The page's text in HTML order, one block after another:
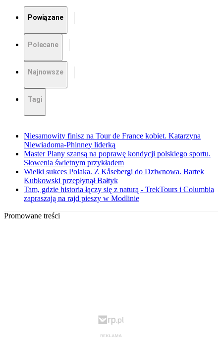
Powiązane
Polecane
Najnowsze
Tagi
Niesamowity finisz na Tour de France kobiet. Katarzyna
Niewiadoma-Phinney liderką
Master Plany szansą na poprawę kondycji polskiego sportu.
Słowenia świetnym przykładem
Wielki sukces Polaka. Z Kåsebergi do Dziwnowa. Bartek
Kubkowski przepłynął Bałtyk
Tam, gdzie historia łączy się z naturą - TrekTours i Columbia
zapraszają na rajd pieszy w Modlinie
Promowane treści